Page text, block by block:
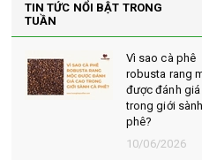
TIN TỨC NỔI BẬT TRONG
TUẦN
Vì sao cà phê
robusta rang
được đánh
trong giới
phê?
10/06/2026